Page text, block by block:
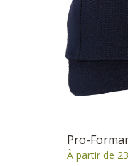
Pro-
À partir de